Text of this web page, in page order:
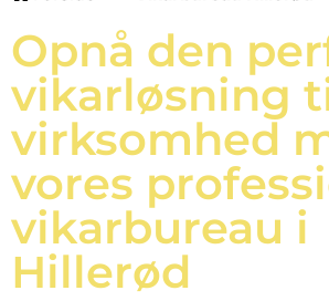
Opnå den
vikarløsning
virksomhed
vores
vikarbureau i
Hillerød